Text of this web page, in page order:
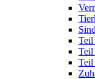
Teil
Teil
Teil